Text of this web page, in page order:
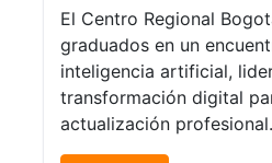
El Centro Regional
graduados en un
inteligencia artificial,
transformación digital
actualización profesional.